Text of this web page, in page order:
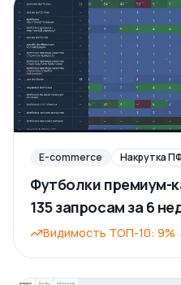
E-commerce Накрутка
Футболки премиум-
135 запросам за 6
Видимость ТОП-10: 9%